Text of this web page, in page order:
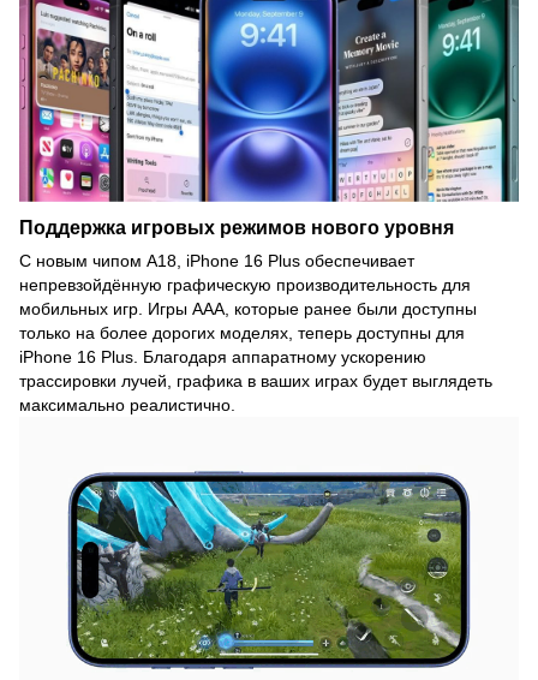
Поддержка игровых режимов нового уровня
С новым чипом A18, iPhone 16 Plus обеспечивает
непревзойдённую графическую производительность для
мобильных игр. Игры AAA, которые ранее были доступны
только на более дорогих моделях, теперь доступны для
iPhone 16 Plus. Благодаря аппаратному ускорению
трассировки лучей, графика в ваших играх будет выглядеть
максимально реалистично.